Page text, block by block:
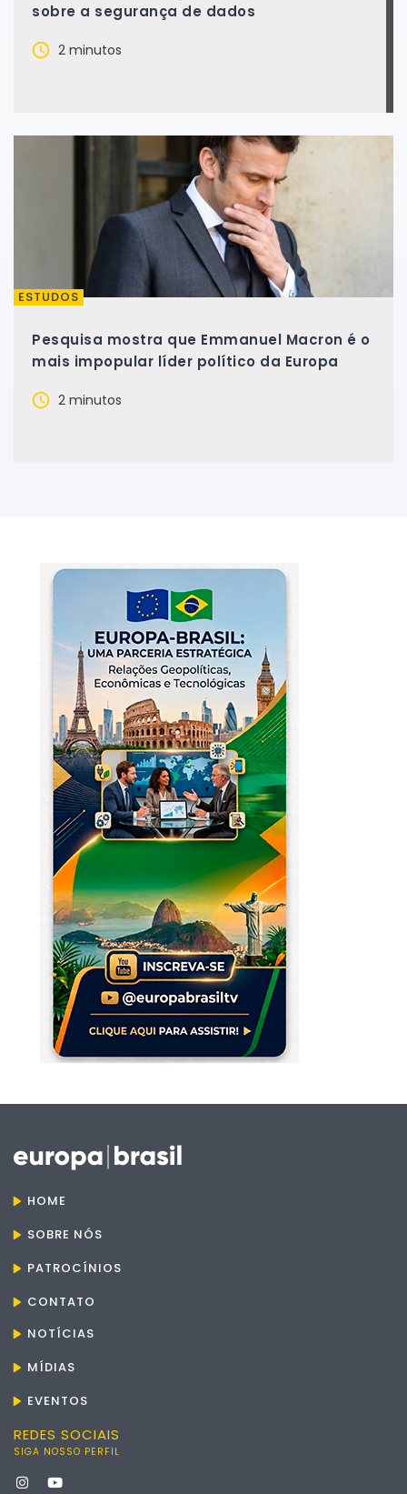
sobre a segurança de dados
2 minutos
ESTUDOS
Pesquisa mostra que Emmanuel Macron é o
mais impopular líder político da Europa
2 minutos
HOME
SOBRE NÓS
PATROCÍNIOS
CONTATO
NOTÍCIAS
MÍDIAS
EVENTOS
REDES SOCIAIS
SIGA NOSSO PERFIL